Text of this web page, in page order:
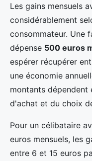
Les gains mensuels
considérablement
consommateur. Une
dépense 500 euros
espérer récupérer
une économie
montants dépendent
d'achat et du choix
Pour un célibataire
euros mensuels, les
entre 6 et 15 euros